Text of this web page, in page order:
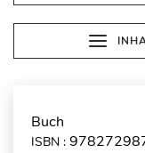
Buch
ISBN :